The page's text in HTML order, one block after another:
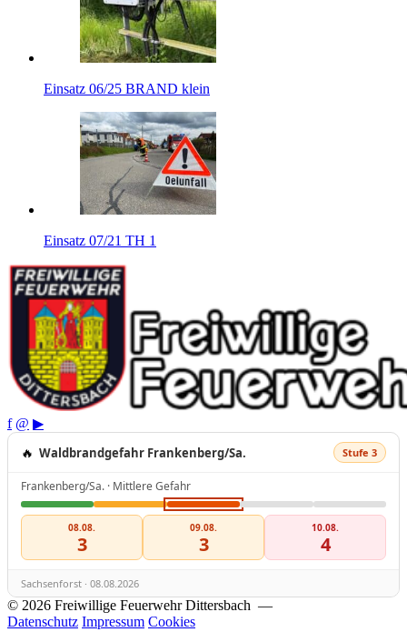
Einsatz 06/25 BRAND klein
Einsatz 07/21 TH 1
f @ ▶
🔥 Waldbrandgefahr Frankenberg/Sa. Stufe 3
Frankenberg/Sa. · Mittlere Gefahr
08.08.
3
09.08.
3
10.08.
4
Sachsenforst · 08.08.2026
© 2026 Freiwillige Feuerwehr Dittersbach —
Datenschutz Impressum Cookies